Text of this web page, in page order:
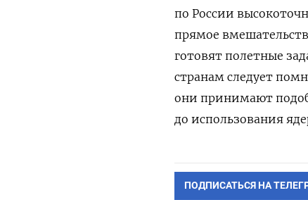
по России
прямое
готовят полетные
странам следует
они принимают
до использования
ПОДПИСАТЬСЯ НА